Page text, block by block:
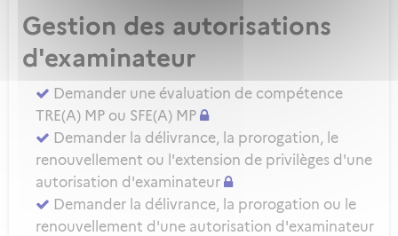
Gestion des autorisations
d'examinateur
Demander une évaluation de compétence
TRE(A) MP ou SFE(A) MP
Demander la délivrance, la prorogation, le
renouvellement ou l'extension de privilèges d'une
autorisation d'examinateur
Demander la délivrance, la prorogation ou le
renouvellement d'une autorisation d'examinateur